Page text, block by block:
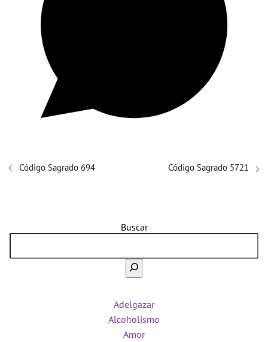
Código Sagrado 694 Código Sagrado 5721
Buscar
Adelgazar
Alcoholismo
Amor